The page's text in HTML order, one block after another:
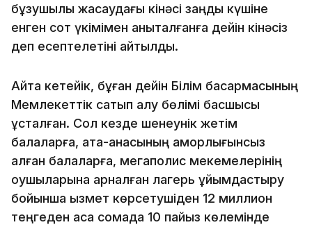
бұзушылық жасаудағы кiнәсi заңды күшiне
енген сот үкiмiмен анықталғанға дейiн кiнәсiз
деп есептелетіні айтылды.
Айта кетейік, бұған дейін Білім басқармасының
Мемлекеттік сатып алу бөлімі басшысы
ұсталған. Сол кезде шенеунік жетім
балаларға, ата-анасының қамқорлығынсыз
қалған балаларға, мегаполис мекемелерінің
оқушыларына арналған лагерь ұйымдастыру
бойынша қызмет көрсетушіден 12 миллион
теңгеден аса сомада 10 пайыз көлемінде